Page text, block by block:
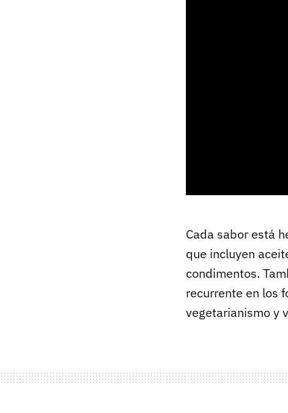
Cada sabor está
que incluyen
condimentos.
recurrente en los
vegetarianismo y